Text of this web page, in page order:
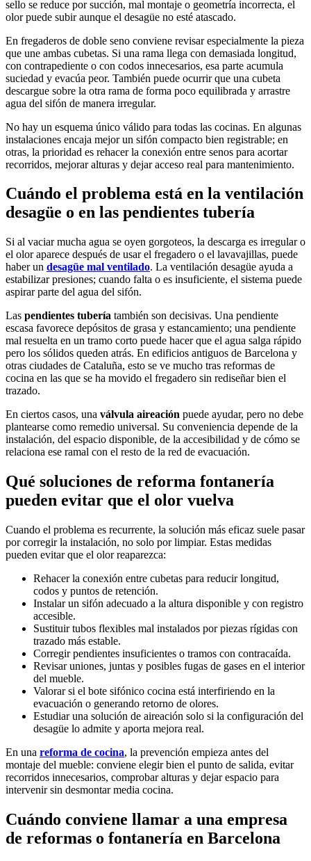
sello se reduce por succión, mal montaje o geometría incorrecta, el
olor puede subir aunque el desagüe no esté atascado.
En fregaderos de doble seno conviene revisar especialmente la pieza
que une ambas cubetas. Si una rama llega con demasiada longitud,
con contrapediente o con codos innecesarios, esa parte acumula
suciedad y evacúa peor. También puede ocurrir que una cubeta
descargue sobre la otra rama de forma poco equilibrada y arrastre
agua del sifón de manera irregular.
No hay un esquema único válido para todas las cocinas. En algunas
instalaciones encaja mejor un sifón compacto bien registrable; en
otras, la prioridad es rehacer la conexión entre senos para acortar
recorridos, mejorar alturas y dejar acceso real para mantenimiento.
Cuándo el problema está en la ventilación
desagüe o en las pendientes tubería
Si al vaciar mucha agua se oyen gorgoteos, la descarga es irregular o
el olor aparece después de usar el fregadero o el lavavajillas, puede
haber un desagüe mal ventilado. La ventilación desagüe ayuda a
estabilizar presiones; cuando falta o es insuficiente, el sistema puede
aspirar parte del agua del sifón.
Las pendientes tubería también son decisivas. Una pendiente
escasa favorece depósitos de grasa y estancamiento; una pendiente
mal resuelta en un tramo corto puede hacer que el agua salga rápido
pero los sólidos queden atrás. En edificios antiguos de Barcelona y
otras ciudades de Cataluña, esto se ve mucho tras reformas de
cocina en las que se ha movido el fregadero sin rediseñar bien el
trazado.
En ciertos casos, una válvula aireación puede ayudar, pero no debe
plantearse como remedio universal. Su conveniencia depende de la
instalación, del espacio disponible, de la accesibilidad y de cómo se
relaciona ese ramal con el resto de la red de evacuación.
Qué soluciones de reforma fontanería
pueden evitar que el olor vuelva
Cuando el problema es recurrente, la solución más eficaz suele pasar
por corregir la instalación, no solo por limpiar. Estas medidas
pueden evitar que el olor reaparezca:
Rehacer la conexión entre cubetas para reducir longitud,
codos y puntos de retención.
Instalar un sifón adecuado a la altura disponible y con registro
accesible.
Sustituir tubos flexibles mal instalados por piezas rígidas con
trazado más estable.
Corregir pendientes insuficientes o tramos con contracaída.
Revisar uniones, juntas y posibles fugas de gases en el interior
del mueble.
Valorar si el bote sifónico cocina está interfiriendo en la
evacuación o generando retorno de olores.
Estudiar una solución de aireación solo si la configuración del
desagüe lo admite y aporta mejora real.
En una reforma de cocina, la prevención empieza antes del
montaje del mueble: conviene elegir bien el punto de salida, evitar
recorridos innecesarios, comprobar alturas y dejar espacio para
intervenir sin desmontar media cocina.
Cuándo conviene llamar a una empresa
de reformas o fontanería en Barcelona